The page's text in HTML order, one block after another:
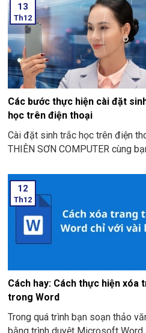
13
Th12
Các bước thực hiện cài đặt
học trên điện thoại
Cài đặt sinh trắc học trên điện
THIÊN SƠN COMPUTER cùng
trắc học trên điện thoại” nhé
12
Th12
Cách hay: Cách thực hiện xóa
trong Word
Trong quá trình bạn soạn thảo
bằng trình duyệt Microsoft